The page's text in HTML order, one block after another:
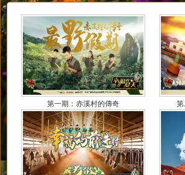
第一期：赤溪村的傳奇